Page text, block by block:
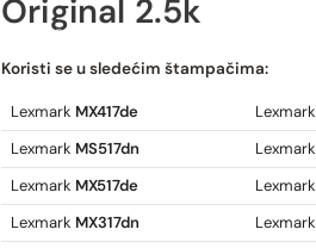
Original 2.5k
Lexmark 51B5000 Toner Original 2.5k
Koristi se u sledećim štampačima:
Lexmark MX417de Lexmark
Lexmark MS517dn Lexmark
Lexmark MX517de Lexmark
Lexmark MX317dn Lexmark